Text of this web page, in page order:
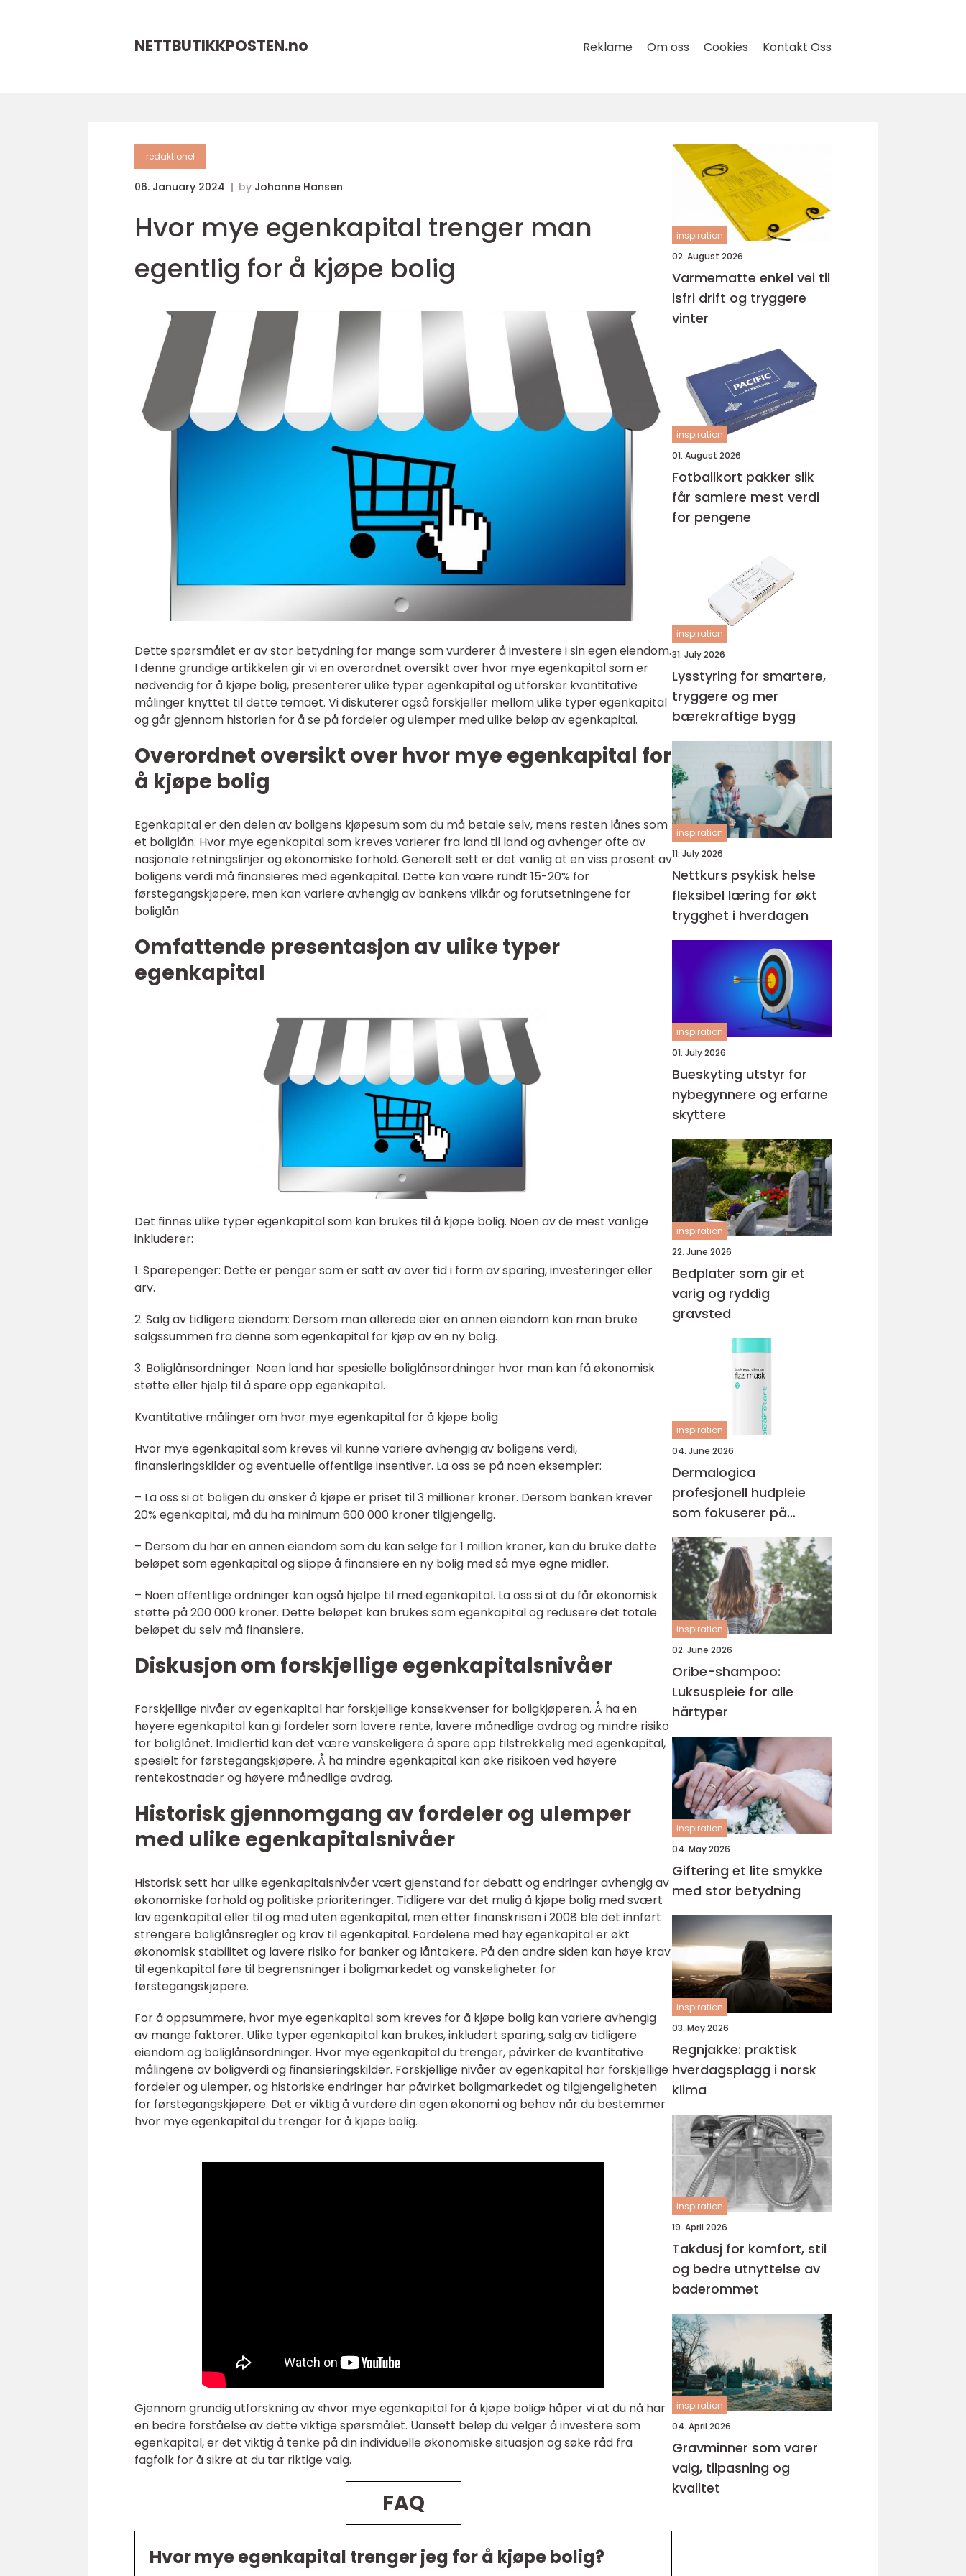
NETTBUTIKKPOSTEN.no Reklame Om oss Cookies Kontakt Oss
redaktionel
06. January 2024 by Johanne Hansen
Hvor mye egenkapital trenger man
egentlig for å kjøpe bolig
Dette spørsmålet er av stor betydning for mange som vurderer å investere i sin egen eiendom.
I denne grundige artikkelen gir vi en overordnet oversikt over hvor mye egenkapital som er
nødvendig for å kjøpe bolig, presenterer ulike typer egenkapital og utforsker kvantitative
målinger knyttet til dette temaet. Vi diskuterer også forskjeller mellom ulike typer egenkapital
og går gjennom historien for å se på fordeler og ulemper med ulike beløp av egenkapital.
Overordnet oversikt over hvor mye egenkapital for
å kjøpe bolig
Egenkapital er den delen av boligens kjøpesum som du må betale selv, mens resten lånes som
et boliglån. Hvor mye egenkapital som kreves varierer fra land til land og avhenger ofte av
nasjonale retningslinjer og økonomiske forhold. Generelt sett er det vanlig at en viss prosent av
boligens verdi må finansieres med egenkapital. Dette kan være rundt 15-20% for
førstegangskjøpere, men kan variere avhengig av bankens vilkår og forutsetningene for
boliglån
Omfattende presentasjon av ulike typer
egenkapital
Det finnes ulike typer egenkapital som kan brukes til å kjøpe bolig. Noen av de mest vanlige
inkluderer:
1. Sparepenger: Dette er penger som er satt av over tid i form av sparing, investeringer eller
arv.
2. Salg av tidligere eiendom: Dersom man allerede eier en annen eiendom kan man bruke
salgssummen fra denne som egenkapital for kjøp av en ny bolig.
3. Boliglånsordninger: Noen land har spesielle boliglånsordninger hvor man kan få økonomisk
støtte eller hjelp til å spare opp egenkapital.
Kvantitative målinger om hvor mye egenkapital for å kjøpe bolig
Hvor mye egenkapital som kreves vil kunne variere avhengig av boligens verdi,
finansieringskilder og eventuelle offentlige insentiver. La oss se på noen eksempler:
– La oss si at boligen du ønsker å kjøpe er priset til 3 millioner kroner. Dersom banken krever
20% egenkapital, må du ha minimum 600 000 kroner tilgjengelig.
– Dersom du har en annen eiendom som du kan selge for 1 million kroner, kan du bruke dette
beløpet som egenkapital og slippe å finansiere en ny bolig med så mye egne midler.
– Noen offentlige ordninger kan også hjelpe til med egenkapital. La oss si at du får økonomisk
støtte på 200 000 kroner. Dette beløpet kan brukes som egenkapital og redusere det totale
beløpet du selv må finansiere.
Diskusjon om forskjellige egenkapitalsnivåer
Forskjellige nivåer av egenkapital har forskjellige konsekvenser for boligkjøperen. Å ha en
høyere egenkapital kan gi fordeler som lavere rente, lavere månedlige avdrag og mindre risiko
for boliglånet. Imidlertid kan det være vanskeligere å spare opp tilstrekkelig med egenkapital,
spesielt for førstegangskjøpere. Å ha mindre egenkapital kan øke risikoen ved høyere
rentekostnader og høyere månedlige avdrag.
Historisk gjennomgang av fordeler og ulemper
med ulike egenkapitalsnivåer
Historisk sett har ulike egenkapitalsnivåer vært gjenstand for debatt og endringer avhengig av
økonomiske forhold og politiske prioriteringer. Tidligere var det mulig å kjøpe bolig med svært
lav egenkapital eller til og med uten egenkapital, men etter finanskrisen i 2008 ble det innført
strengere boliglånsregler og krav til egenkapital. Fordelene med høy egenkapital er økt
økonomisk stabilitet og lavere risiko for banker og låntakere. På den andre siden kan høye krav
til egenkapital føre til begrensninger i boligmarkedet og vanskeligheter for
førstegangskjøpere.
For å oppsummere, hvor mye egenkapital som kreves for å kjøpe bolig kan variere avhengig
av mange faktorer. Ulike typer egenkapital kan brukes, inkludert sparing, salg av tidligere
eiendom og boliglånsordninger. Hvor mye egenkapital du trenger, påvirker de kvantitative
målingene av boligverdi og finansieringskilder. Forskjellige nivåer av egenkapital har forskjellige
fordeler og ulemper, og historiske endringer har påvirket boligmarkedet og tilgjengeligheten
for førstegangskjøpere. Det er viktig å vurdere din egen økonomi og behov når du bestemmer
hvor mye egenkapital du trenger for å kjøpe bolig.
Gjennom grundig utforskning av «hvor mye egenkapital for å kjøpe bolig» håper vi at du nå har
en bedre forståelse av dette viktige spørsmålet. Uansett beløp du velger å investere som
egenkapital, er det viktig å tenke på din individuelle økonomiske situasjon og søke råd fra
fagfolk for å sikre at du tar riktige valg.
FAQ
Hvor mye egenkapital trenger jeg for å kjøpe bolig?
inspiration
02. August 2026
Varmematte enkel vei til
isfri drift og tryggere
vinter
inspiration
01. August 2026
Fotballkort pakker slik
får samlere mest verdi
for pengene
inspiration
31. July 2026
Lysstyring for smartere,
tryggere og mer
bærekraftige bygg
inspiration
11. July 2026
Nettkurs psykisk helse
fleksibel læring for økt
trygghet i hverdagen
inspiration
01. July 2026
Bueskyting utstyr for
nybegynnere og erfarne
skyttere
inspiration
22. June 2026
Bedplater som gir et
varig og ryddig
gravsted
inspiration
04. June 2026
Dermalogica
profesjonell hudpleie
som fokuserer på
hudhelse
inspiration
02. June 2026
Oribe-shampoo:
Luksuspleie for alle
hårtyper
inspiration
04. May 2026
Giftering et lite smykke
med stor betydning
inspiration
03. May 2026
Regnjakke: praktisk
hverdagsplagg i norsk
klima
inspiration
19. April 2026
Takdusj for komfort, stil
og bedre utnyttelse av
baderommet
inspiration
04. April 2026
Gravminner som varer
valg, tilpasning og
kvalitet